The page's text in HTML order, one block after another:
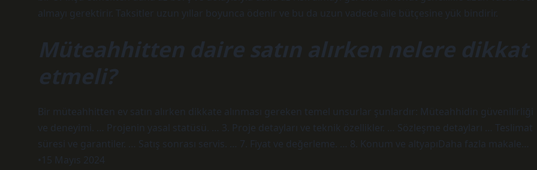
almayı gerektirir. Taksitler uzun yıllar boyunca ödenir ve bu da uzun vadede aile bütçesine yük bindirir.
Müteahhitten daire satın alırken nelere dikkat
etmeli?
Bir müteahhitten ev satın alırken dikkate alınması gereken temel unsurlar şunlardır: Müteahhidin güvenilirliği
ve deneyimi. … Projenin yasal statüsü. … 3. Proje detayları ve teknik özellikler. … Sözleşme detayları … Teslimat
süresi ve garantiler. … Satış sonrası servis. … 7. Fiyat ve değerleme. … 8. Konum ve altyapıDaha fazla makale…
•15 Mayıs 2024